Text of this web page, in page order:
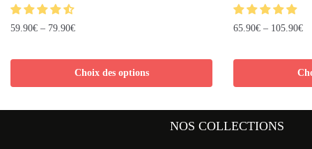
59.90€ – 79.90€
Choix des options
65.90€ – 105.90€
NOS COLLECTIONS